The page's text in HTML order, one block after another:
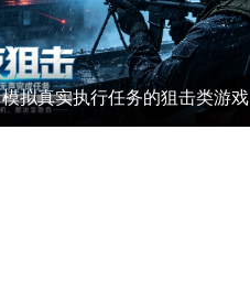
模拟真实执行任务的狙击类游戏